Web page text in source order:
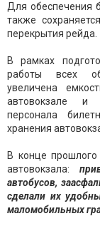
Для обеспечения
также
перекрытия рейда.
В рамках
работы всех
увеличена
автовокзале и
персонала
хранения
В конце прошлого
автовокзала:
автобусов,
сделали их
маломобильных